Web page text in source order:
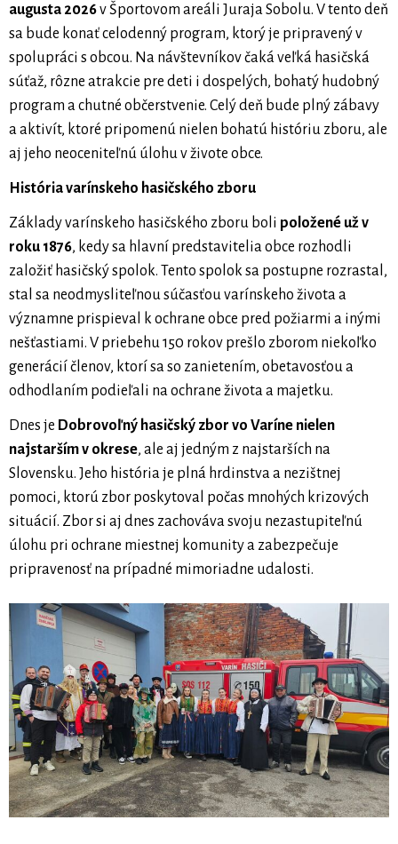
augusta 2026v Športovom areáli Juraja Sobolu. V tento deň
sa bude konať celodenný program, ktorý je pripravený v
spolupráci s obcou. Na návštevníkov čaká veľká hasičská
súťaž, rôzne atrakcie pre deti i dospelých, bohatý hudobný
program a chutné občerstvenie. Celý deň bude plný zábavy
a aktivít, ktoré pripomenú nielen bohatú históriu zboru, ale
aj jeho neoceniteľnú úlohu v živote obce.
História varínskeho hasičského zboru
Základy varínskeho hasičského zboru boli položené už v
roku 1876, kedy sa hlavní predstavitelia obce rozhodli
založiť hasičský spolok. Tento spolok sa postupne rozrastal,
stal sa neodmysliteľnou súčasťou varínskeho života a
významne prispieval k ochrane obce pred požiarmi a inými
nešťastiami. V priebehu 150 rokov prešlo zborom niekoľko
generácií členov, ktorí sa so zanietením, obetavosťou a
odhodlaním podieľali na ochrane života a majetku.
Dnes je Dobrovoľný hasičský zbor vo Varíne nielen
najstarším v okrese, ale aj jedným z najstarších na
Slovensku. Jeho história je plná hrdinstva a nezištnej
pomoci, ktorú zbor poskytoval počas mnohých krizových
situácií. Zbor si aj dnes zachováva svoju nezastupiteľnú
úlohu pri ochrane miestnej komunity a zabezpečuje
pripravenosť na prípadné mimoriadne udalosti.